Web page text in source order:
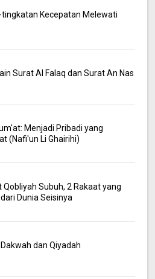
Kecepatan Melewati
Surat Al Falaq dan Surat An Nas
Menjadi Pribadi yang
(Nafi'un Li Ghairihi)
Qobliyah Subuh, 2 Rakaat yang
Dunia Seisinya
dan Qiyadah